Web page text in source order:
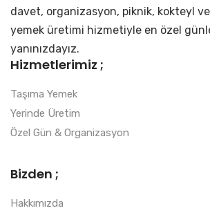
davet, organizasyon, piknik, kokteyl
yemek üretimi hizmetiyle en özel
yanınızdayız.
Hizmetlerimiz ;
Taşıma Yemek
Yerinde Üretim
Özel Gün & Organizasyon
Bizden ;
Hakkımızda